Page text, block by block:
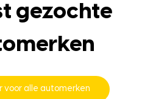
gezochte
voor alle automerken